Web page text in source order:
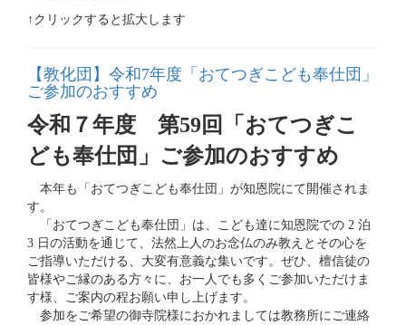
↑クリックすると拡大します
【教化団】令和7年度「おてつぎこども奉仕団」
ご参加のおすすめ
令和７年度 第59回
「おてつぎこ
ども奉仕団」ご参加のおすすめ
本年も「おてつぎこども奉仕団」が知恩院にて開催されま
す。
「おてつぎこども奉仕団」は、こども達に知恩院での 2 泊
3 日の活動を通じて、法然上人のお念仏のみ教えとその心を
ご指導いただける、大変有意義な集いです。ぜひ、檀信徒の
皆様やご縁のある方々に、お一人でも多くご参加いただけま
す様、ご案内の程お願い申し上げます。
参加をご希望の御寺院様におかれましては教務所にご連絡